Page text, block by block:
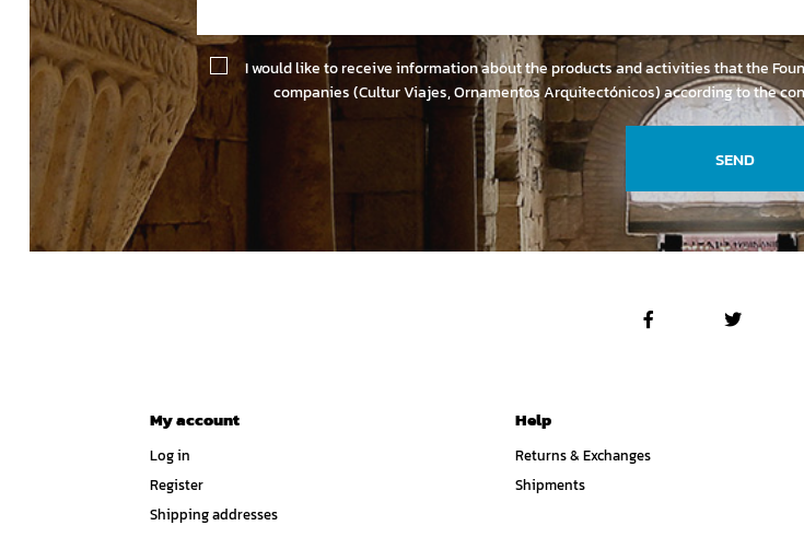
I would like to receive information about the products and activities that the
companies (Cultur Viajes, Ornamentos Arquitectónicos) according to the
SEND
My account
Log in
Register
Shipping addresses
Help
Returns & Exchanges
Shipments